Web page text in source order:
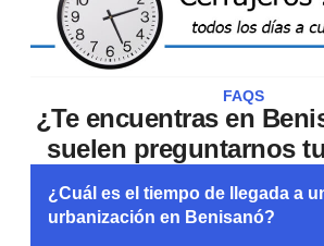
FAQS
¿Te encuentras en
suelen preguntarnos
¿Cuál es el tiempo de llegada a
urbanización en Benisanó?